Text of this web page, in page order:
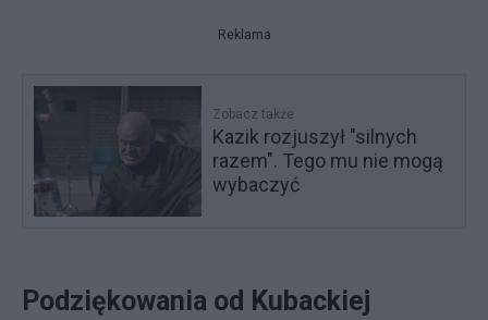
Reklama
Zobacz także
Kazik rozjuszył "silnych
razem". Tego mu nie mogą
wybaczyć
Podziękowania od Kubackiej